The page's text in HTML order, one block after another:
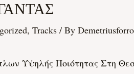
Tracks / By Demetriusforro
Υψηλής Ποιότητας Στη